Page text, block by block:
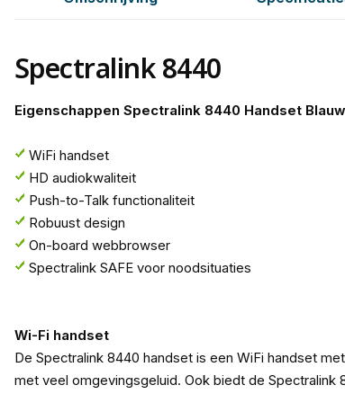
Spectralink 8440
Eigenschappen Spectralink 8440 Handset Blauw
WiFi handset
HD audiokwaliteit
Push-to-Talk functionaliteit
Robuust design
On-board webbrowser
Spectralink SAFE voor noodsituaties
Wi-Fi handset
De Spectralink 8440 handset is een WiFi handset
met veel omgevingsgeluid. Ook biedt de